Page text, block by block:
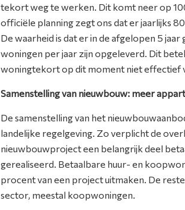
tekort weg te werken. Dit komt neer op
officiële planning zegt ons dat er jaarlijks
De waarheid is dat er in de afgelopen 5
woningen per jaar zijn opgeleverd. Dit
woningtekort op dit moment niet effectief
Samenstelling van nieuwbouw: meer
De samenstelling van het
landelijke regelgeving. Zo verplicht de
nieuwbouwproject een belangrijk deel
gerealiseerd. Betaalbare huur- en
procent van een project uitmaken. De
sector, meestal koopwoningen.